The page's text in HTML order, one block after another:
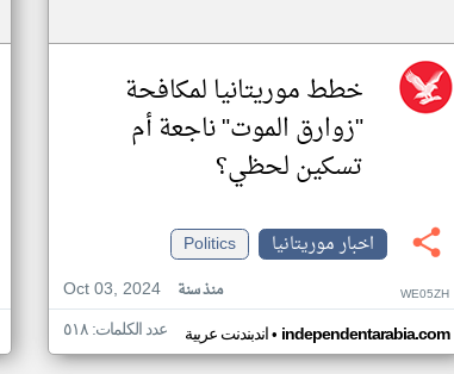
خطط موريتانيا لمكافحة
"زوارق الموت" ناجعة أم
تسكين لحظي؟
اخبار موريتانيا
Politics
Oct 03, 2024
منذ سنة WE05ZH
اندبندنت عربية• independentarabia.com عدد الكلمات: ٥١٨